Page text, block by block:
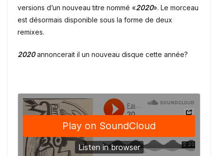
versions d’un nouveau titre nommé «2020». Le morceau
est désormais disponible sous la forme de deux
remixes.
2020annoncerait il un nouveau disque cette année?